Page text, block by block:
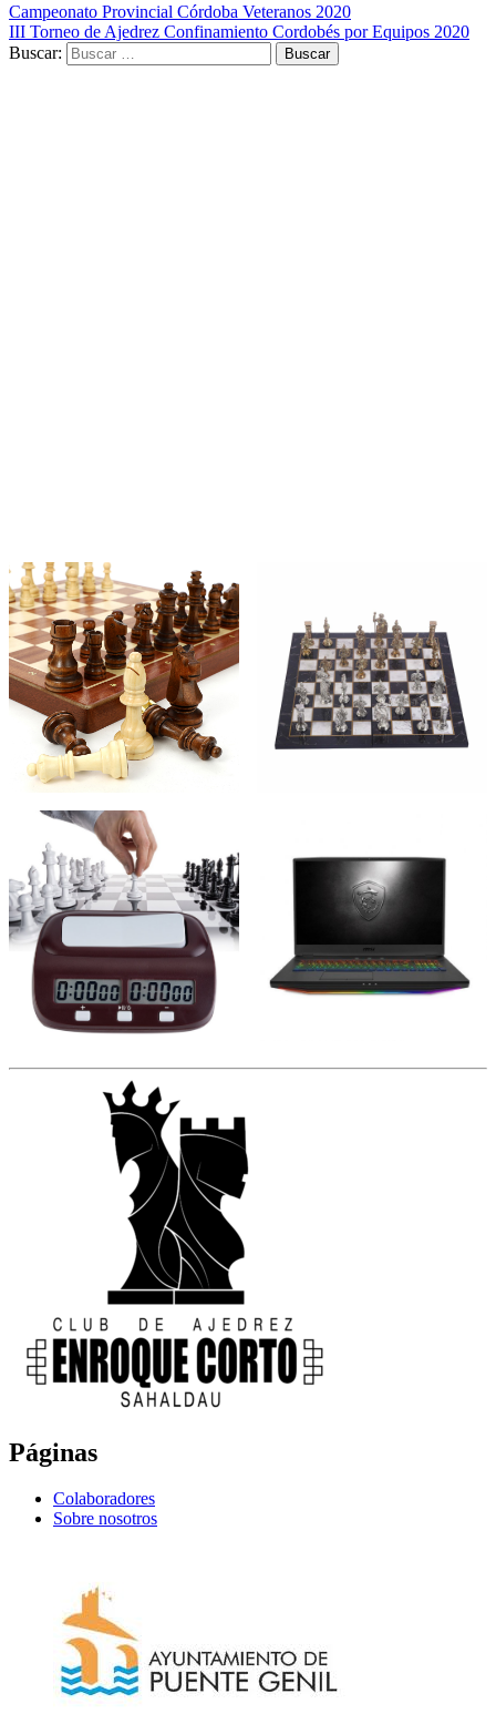
Campeonato Provincial Córdoba Veteranos 2020
III Torneo de Ajedrez Confinamiento Cordobés por Equipos 2020
Buscar:
Páginas
Colaboradores
Sobre nosotros